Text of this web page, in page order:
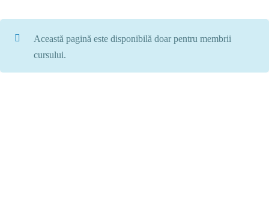
Această pagină este disponibilă doar pentru membrii
cursului.